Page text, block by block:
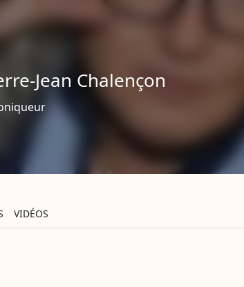
Jean Chalençon
VIDÉOS